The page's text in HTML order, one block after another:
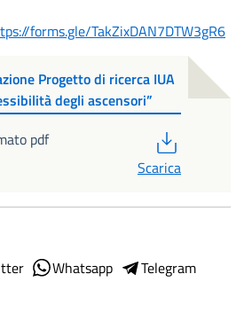
forms.gle/TakZixDAN7DTW3gR6
Progetto di ricerca IUA
degli ascensori”
pdf
Scarica
Whatsapp
Telegram